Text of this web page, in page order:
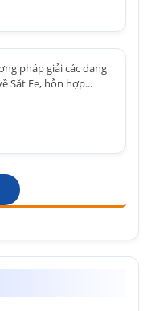
pháp giải các dạng
Sắt Fe, hỗn hợp...